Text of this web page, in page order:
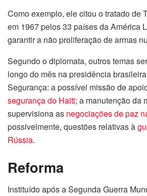
Como exemplo, ele citou o tratado de
em 1967 pelos 33 países da América
garantir a não proliferação de armas
Segundo o diplomata, outros temas
longo do mês na presidência
Segurança: a possível missão de
segurança do Haiti; a manutenção da
supervisiona as negociações de paz
possivelmente, questões relativas à
Rússia.
Reforma
Instituído após a Segunda Guerra